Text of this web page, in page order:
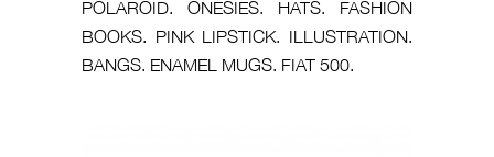
POLAROID. ONESIES. HATS. FASHION
BOOKS. PINK LIPSTICK. ILLUSTRATION.
BANGS. ENAMEL MUGS. FIAT 500.